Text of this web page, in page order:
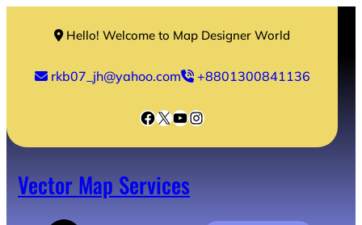
Hello! Welcome to Map Designer World
rkb07_jh@yahoo.com +8801300841136
Facebook
X YouTube
Instagram
Vector Map Services